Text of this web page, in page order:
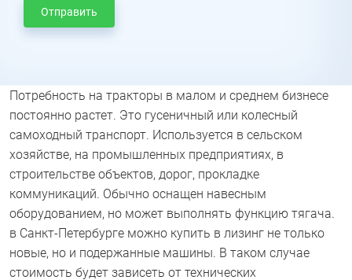
Отправить
Потребность на тракторы в малом и среднем бизнесе
постоянно растет. Это гусеничный или колесный
самоходный транспорт. Используется в сельском
хозяйстве, на промышленных предприятиях, в
строительстве объектов, дорог, прокладке
коммуникаций. Обычно оснащен навесным
оборудованием, но может выполнять функцию тягача.
в Санкт-Петербурге можно купить в лизинг не только
новые, но и подержанные машины. В таком случае
стоимость будет зависеть от технических